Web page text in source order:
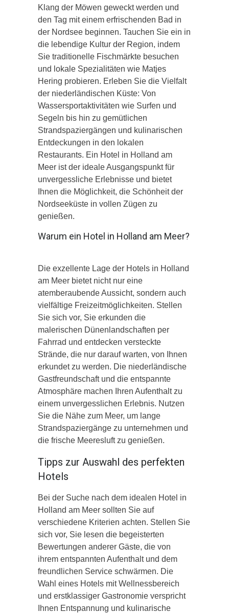
Klang der Möwen geweckt werden und
den Tag mit einem erfrischenden Bad in
der Nordsee beginnen. Tauchen Sie ein in
die lebendige Kultur der Region, indem
Sie traditionelle Fischmärkte besuchen
und lokale Spezialitäten wie Matjes
Hering probieren. Erleben Sie die Vielfalt
der niederländischen Küste: Von
Wassersportaktivitäten wie Surfen und
Segeln bis hin zu gemütlichen
Strandspaziergängen und kulinarischen
Entdeckungen in den lokalen
Restaurants. Ein Hotel in Holland am
Meer ist der ideale Ausgangspunkt für
unvergessliche Erlebnisse und bietet
Ihnen die Möglichkeit, die Schönheit der
Nordseeküste in vollen Zügen zu
genießen.
Warum ein Hotel in Holland am Meer?
Die exzellente Lage der Hotels in Holland
am Meer bietet nicht nur eine
atemberaubende Aussicht, sondern auch
vielfältige Freizeitmöglichkeiten. Stellen
Sie sich vor, Sie erkunden die
malerischen Dünenlandschaften per
Fahrrad und entdecken versteckte
Strände, die nur darauf warten, von Ihnen
erkundet zu werden. Die niederländische
Gastfreundschaft und die entspannte
Atmosphäre machen Ihren Aufenthalt zu
einem unvergesslichen Erlebnis. Nutzen
Sie die Nähe zum Meer, um lange
Strandspaziergänge zu unternehmen und
die frische Meeresluft zu genießen.
Tipps zur Auswahl des perfekten
Hotels
Bei der Suche nach dem idealen Hotel in
Holland am Meer sollten Sie auf
verschiedene Kriterien achten. Stellen Sie
sich vor, Sie lesen die begeisterten
Bewertungen anderer Gäste, die von
ihrem entspannten Aufenthalt und dem
freundlichen Service schwärmen. Die
Wahl eines Hotels mit Wellnessbereich
und erstklassiger Gastronomie verspricht
Ihnen Entspannung und kulinarische